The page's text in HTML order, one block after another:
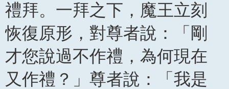
禮拜。一拜之下，魔王立刻
恢復原形，對尊者說：「剛
才您說過不作禮，為何現在
又作禮？」尊者說：「我是